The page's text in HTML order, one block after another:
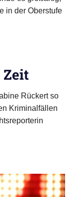
in der Oberstufe
Zeit
Rückert so
Kriminalfällen